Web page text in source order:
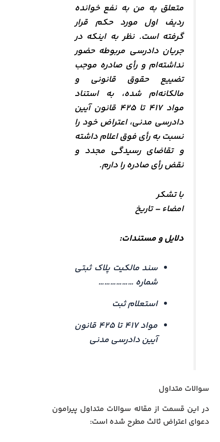
متعلق به من به نفع خوانده
ردیف اول مورد حکم قرار
گرفته است. نظر به اینکه در
جریان دادرسی مربوطه حضور
نداشته‌ام و رأی صادره موجب
تضییع حقوق قانونی و
مالکانه‌ام شده، به استناد
مواد ۴۱۷ تا ۴۲۵ قانون آیین
دادرسی مدنی، اعتراض خود را
نسبت به رأی فوق اعلام داشته
و تقاضای رسیدگی مجدد و
نقض رأی صادره را دارم.
با تشکر
امضاء – تاریخ
دلایل و مستندات:
سند مالکیت پلاک ثبتی
شماره ………………
استعلام ثبت
مواد ۴۱۷ تا ۴۲۵ قانون
آیین دادرسی مدنی
سوالات متداول
در این قسمت از مقاله سوالات متداول پیرامون
دعوای اعتراض ثالث مطرح شده است: